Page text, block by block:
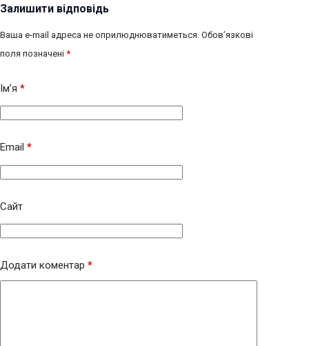
Залишити відповідь
Ваша e-mail адреса не оприлюднюватиметься. Обов’язкові
поля позначені *
Ім’я *
Email *
Сайт
Додати коментар *